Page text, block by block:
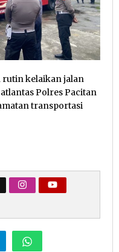
rutin kelaikan jalan
Polres Pacitan
transportasi